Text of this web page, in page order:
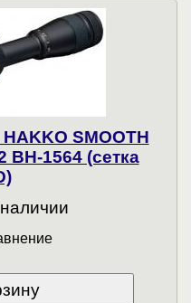
SMOOTH
BH-1564 (сетка